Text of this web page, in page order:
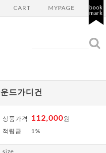
CART MYPAGE
book
mark
드가디건
상품가격 112,000원
적립금 1%
size